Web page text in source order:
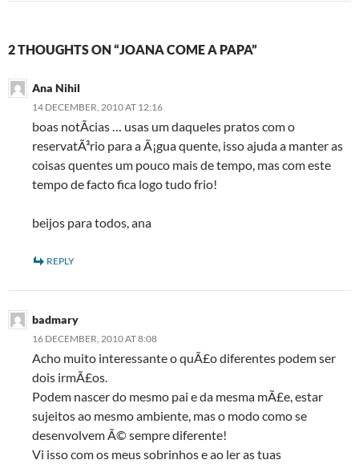
2 THOUGHTS ON “JOANA COME A PAPA”
Ana Nihil
14 DECEMBER, 2010 AT 12:16
boas notÃ­cias … usas um daqueles pratos com o
reservatÃ³rio para a Ã¡gua quente, isso ajuda a manter as
coisas quentes um pouco mais de tempo, mas com este
tempo de facto fica logo tudo frio!
beijos para todos, ana
REPLY
badmary
16 DECEMBER, 2010 AT 8:08
Acho muito interessante o quÃ£o diferentes podem ser
dois irmÃ£os.
Podem nascer do mesmo pai e da mesma mÃ£e, estar
sujeitos ao mesmo ambiente, mas o modo como se
desenvolvem Ã© sempre diferente!
Vi isso com os meus sobrinhos e ao ler as tuas